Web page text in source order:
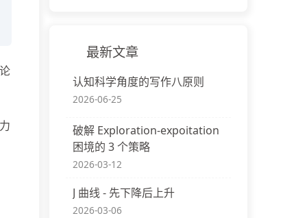
最新文章
认知科学角度的写作八原则
2026-06-25
破解 Exploration-expoitation
困境的 3 个策略
2026-03-12
J 曲线 - 先下降后上升
2026-03-06